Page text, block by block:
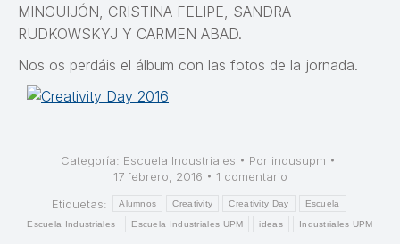
MINGUIJÓN, CRISTINA FELIPE, SANDRA
RUDKOWSKYJ Y CARMEN ABAD.
Nos os perdáis el álbum con las fotos de la jornada.
Categoría: Escuela Industriales Por indusupm
17 febrero, 2016
1 comentario
Etiquetas:
Alumnos Creativity Creativity Day Escuela
Escuela Industriales Escuela Industriales UPM ideas Industriales UPM